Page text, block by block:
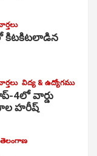
కిటకిటలాడిన
విద్య & ఉద్యోగము
4లో వార్డు
హరీష్
తెలంగాణ